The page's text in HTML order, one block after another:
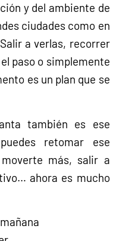
y del ambiente de
ciudades como en
a verlas, recorrer
paso o simplemente
es un plan que se
también es ese
retomar ese
más, salir a
ahora es mucho